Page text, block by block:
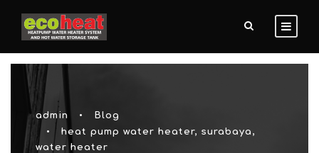
admin •
Blog
•
heat pump water heater, surabaya ,
water heater